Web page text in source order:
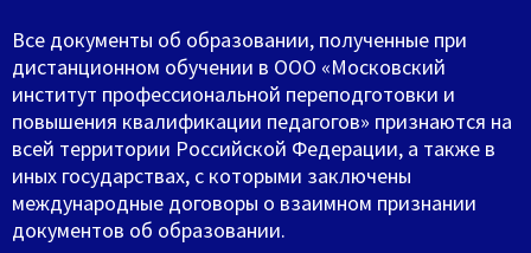
Все документы об образовании, полученные при
дистанционном обучении в ООО «Московский
институт профессиональной переподготовки и
повышения квалификации педагогов» признаются на
всей территории Российской Федерации, а также в
иных государствах, с которыми заключены
международные договоры о взаимном признании
документов об образовании.